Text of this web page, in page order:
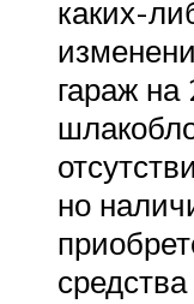
каких-
гараж
но